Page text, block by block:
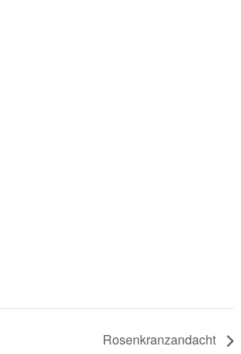
Rosenkranzandacht